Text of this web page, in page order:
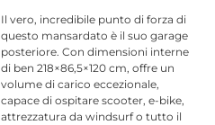
Il vero, incredibile punto di forza di
questo mansardato è il suo garage
posteriore. Con dimensioni interne
di ben 218×86,5×120 cm, offre un
volume di carico eccezionale,
capace di ospitare scooter, e-bike,
attrezzatura da windsurf o tutto il